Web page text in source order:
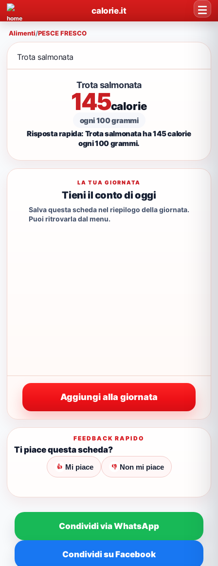
calorie.it
Alimenti/PESCE FRESCO
Trota salmonata
Trota salmonata
145calorie
ogni 100 grammi
Risposta rapida: Trota salmonata ha 145 calorie
ogni 100 grammi.
LA TUA GIORNATA
Tieni il conto di oggi
Salva questa scheda nel riepilogo della giornata.
Puoi ritrovarla dal menu.
Aggiungi alla giornata
FEEDBACK RAPIDO
Ti piace questa scheda?
👍 Mi piace 👎 Non mi piace
Condividi via WhatsApp
Condividi su Facebook